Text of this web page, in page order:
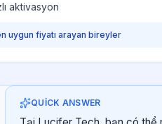
aktivasyon
uygun fiyatı arayan bireyler
QUICK ANSWER